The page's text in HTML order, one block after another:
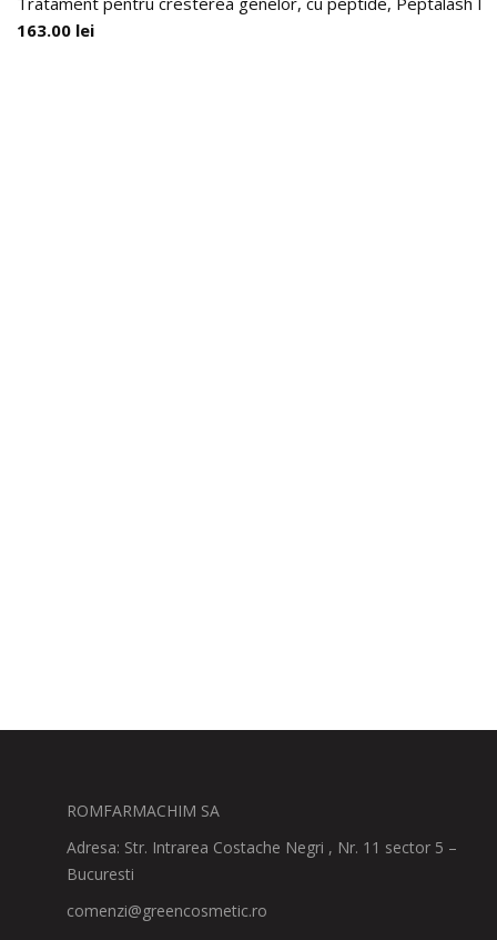
163.00 lei
ROMFARMACHIM SA
Adresa: Str. Intrarea Costache Negri , Nr. 11 sector 5 –
Bucuresti
comenzi@greencosmetic.ro